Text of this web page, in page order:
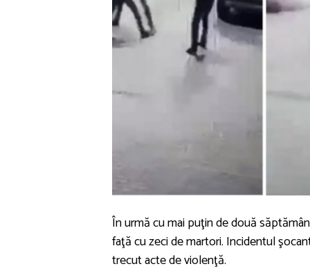
În urmă cu mai puţin de două
faţă cu zeci de martori. Incidentul
trecut acte de violenţă.